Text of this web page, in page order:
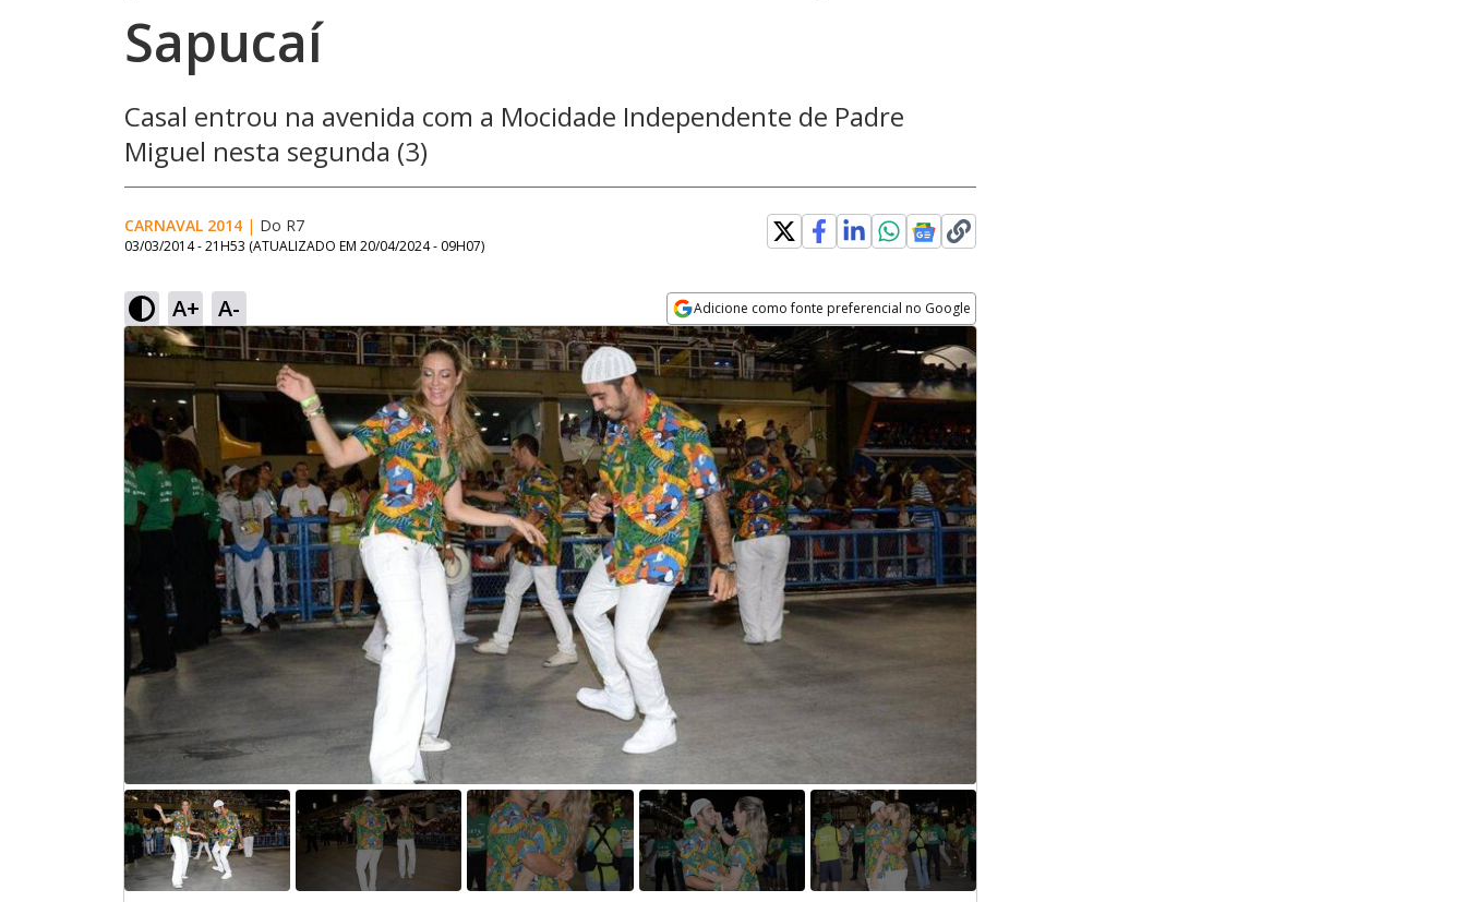
Sapucaí
Casal entrou na avenida com a Mocidade Independente de Padre
Miguel nesta segunda (3)
CARNAVAL 2014 | Do R7
03/03/2014 - 21H53 (ATUALIZADO EM 20/04/2024 - 09H07)
A+ A- Adicione como fonte preferencial no Google
Opens in new window